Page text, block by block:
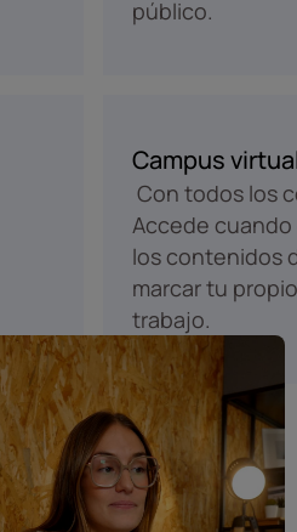
público.
Campus
Con todos los
Accede
los contenidos
marcar tu
trabajo.